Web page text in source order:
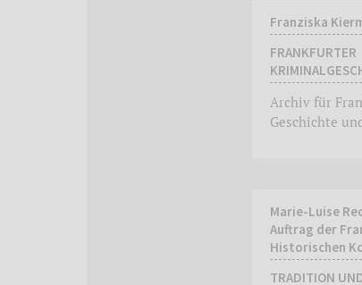
Franziska
FRANKFURTER
Archiv für
Geschichte
Marie-Luise
Auftrag der
Historischen
TRADITION